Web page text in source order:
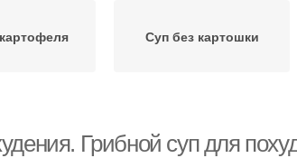
Суп без картошки
Грибной суп для